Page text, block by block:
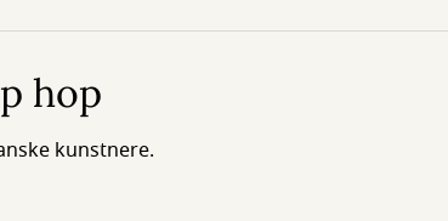
hop
kunstnere.